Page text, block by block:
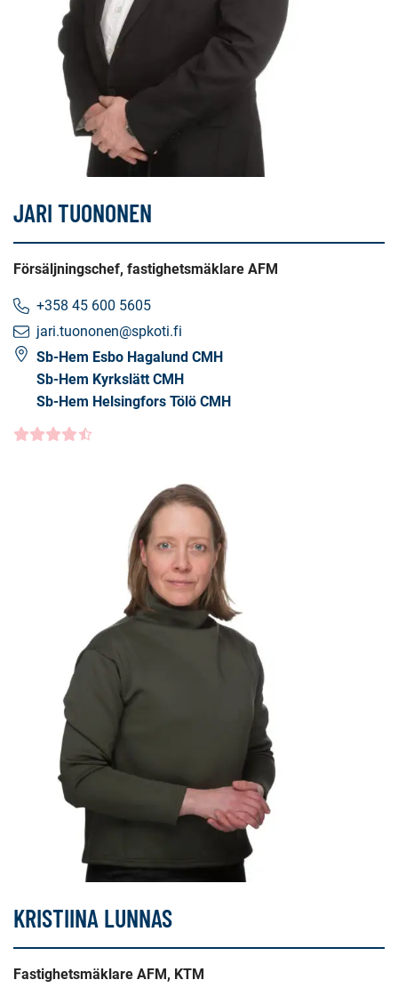
JARI TUONONEN
Försäljningschef, fastighetsmäklare AFM
+358 45 600 5605
jari.tuononen@spkoti.fi
Sb-Hem Esbo Hagalund CMH
Sb-Hem Kyrkslätt CMH
Sb-Hem Helsingfors Tölö CMH
Kundbetyg
KRISTIINA LUNNAS
Fastighetsmäklare AFM, KTM